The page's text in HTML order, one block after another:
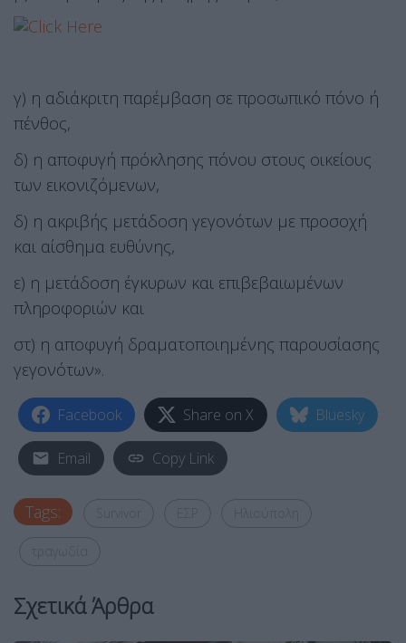
γ) η αδιάκριτη παρέμβαση σε προσωπικό πόνο ή
πένθος,
δ) η αποφυγή πρόκλησης πόνου στους οικείους
των εικονιζόμενων,
δ) η ακριβής μετάδοση γεγονότων με προσοχή
και αίσθημα ευθύνης,
ε) η μετάδοση έγκυρων και επιβεβαιωμένων
πληροφοριών και
στ) η αποφυγή δραματοποιημένης παρουσίασης
γεγονότων».
Facebook Share on X Bluesky
Email Copy Link
Tags:
Σχετικά Άρθρα